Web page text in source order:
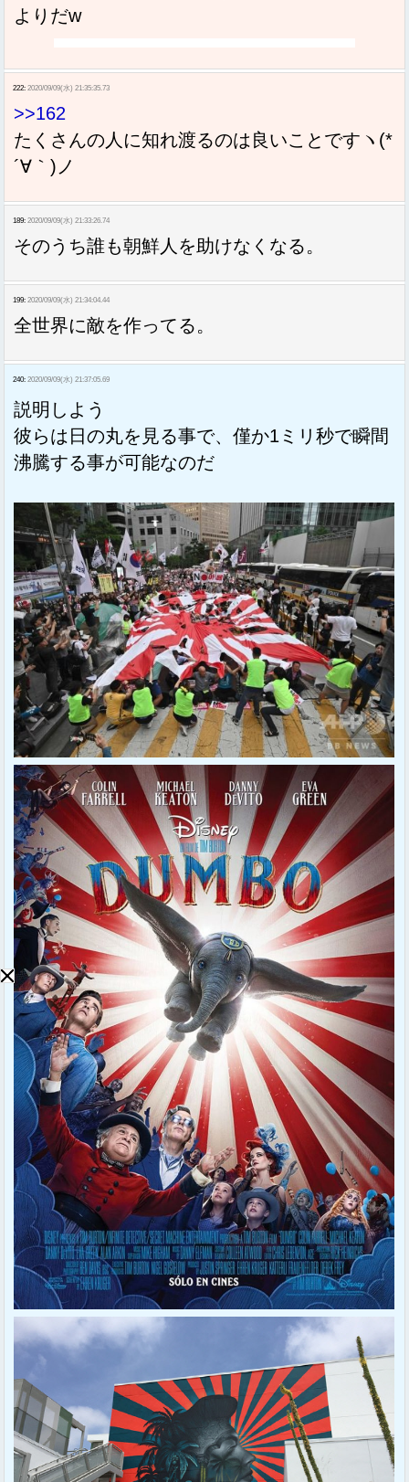
よりだw
222: 2020/09/09(水) 21:35:35.73
>>162
たくさんの人に知れ渡るのは良いことですヽ(*
´∀｀)ノ
189: 2020/09/09(水) 21:33:26.74
そのうち誰も朝鮮人を助けなくなる。
199: 2020/09/09(水) 21:34:04.44
全世界に敵を作ってる。
240: 2020/09/09(水) 21:37:05.69
説明しよう
彼らは日の丸を見る事で、僅か1ミリ秒で瞬間
沸騰する事が可能なのだ
Sponsored Link